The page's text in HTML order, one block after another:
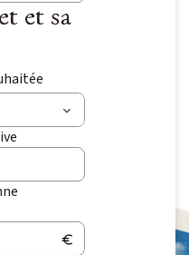
Vivant
Photo
du Monde
& Nature
et sa